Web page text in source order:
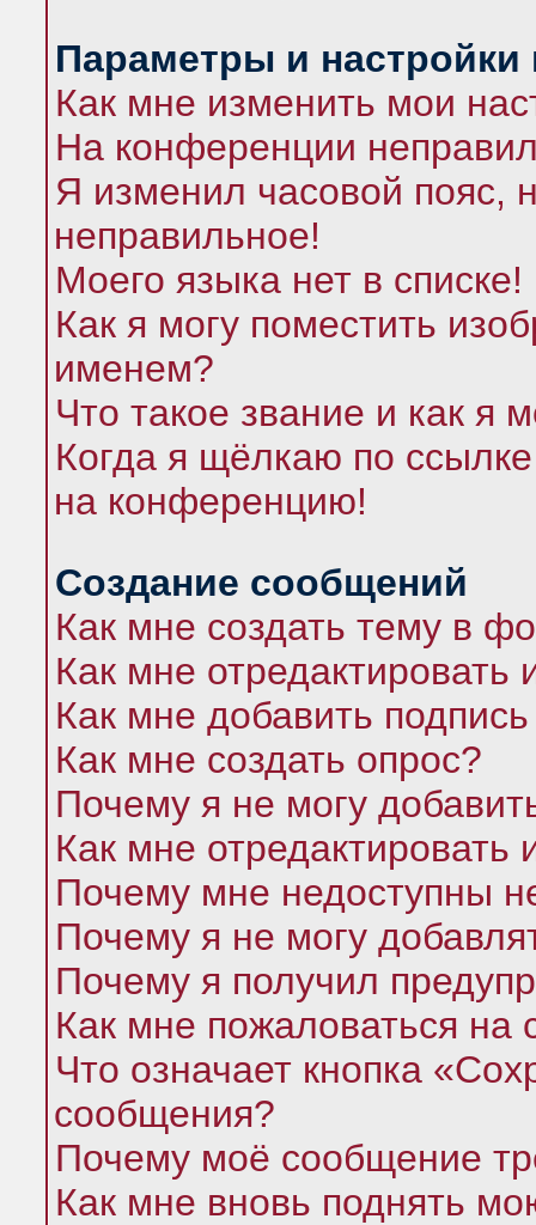
Параметры и настройки
Как мне изменить мои
На конференции
Я изменил часовой пояс,
неправильное!
Моего языка нет в списке!
Как я могу поместить
именем?
Что такое звание и как я
Когда я щёлкаю по
на конференцию!
Создание сообщений
Как мне создать тему в
Как мне
Как мне добавить
Как мне создать опрос?
Почему я не могу
Как мне отредактировать
Почему мне недоступны
Почему я не могу
Почему я получил
Как мне пожаловаться
Что означает кнопка
сообщения?
Почему моё сообщение
Как мне вновь поднять